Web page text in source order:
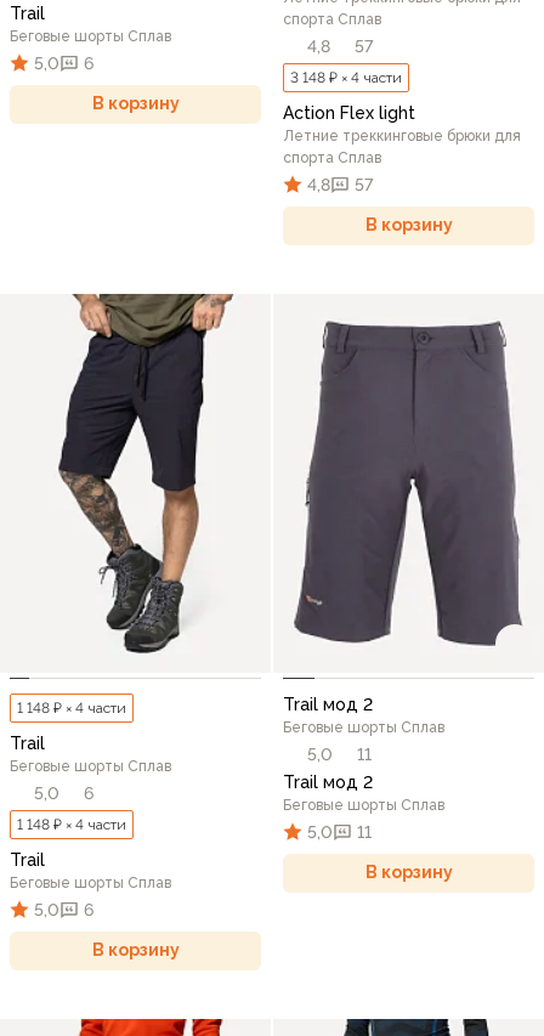
Trail
Беговые шорты Сплав
5,0 6
В корзину
спорта Сплав
4,8 57
3 148 ₽ × 4 части
Action Flex light
Летние треккинговые брюки для
спорта Сплав
4,8 57
В корзину
1 148 ₽ × 4 части
Trail
Беговые шорты Сплав
5,0 6
1 148 ₽ × 4 части
Trail
Беговые шорты Сплав
5,0 6
В корзину
Trail мод 2
Беговые шорты Сплав
5,0
11
Trail мод 2
Беговые шорты Сплав
5,0 11
В корзину